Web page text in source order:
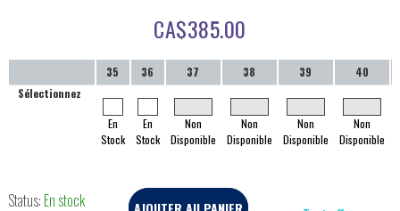
CA$385.00
35 36 37 38 39
40
Sélectionnez
En
Stock
En
Stock
Non
Disponible
Non
Disponible
Non
Disponible
Non
Disponible
Status: En stock